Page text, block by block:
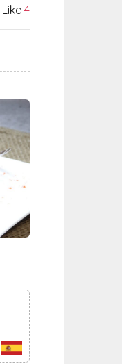
Like 4